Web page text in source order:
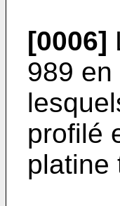
[0006]
989 en
profilé
platine